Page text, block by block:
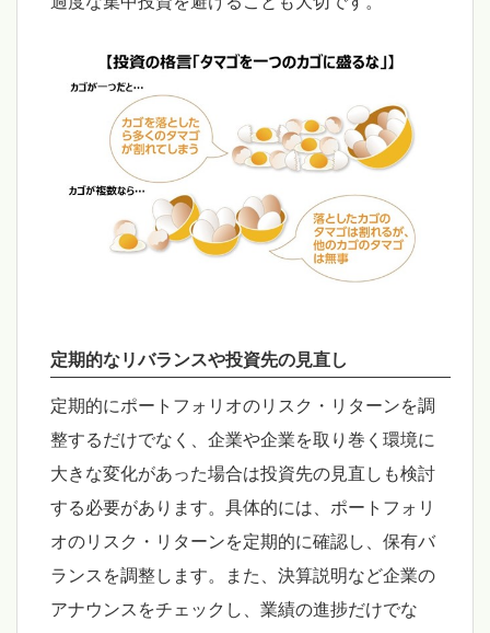
定期的なリバランスや投資先の見直し
定期的にポートフォリオのリスク・リターンを調
整するだけでなく、企業や企業を取り巻く環境に
大きな変化があった場合は投資先の見直しも検討
する必要があります。具体的には、ポートフォリ
オのリスク・リターンを定期的に確認し、保有バ
ランスを調整します。また、決算説明など企業の
アナウンスをチェックし、業績の進捗だけでな